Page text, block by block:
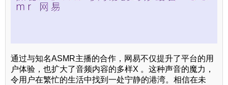
通过与知名ASMR主播的合作，网易不仅提升了平台的用
户体验，也扩大了音频内容的多样X 。这种声音的魔力，
令用户在繁忙的生活中找到一处宁静的港湾。相信在未